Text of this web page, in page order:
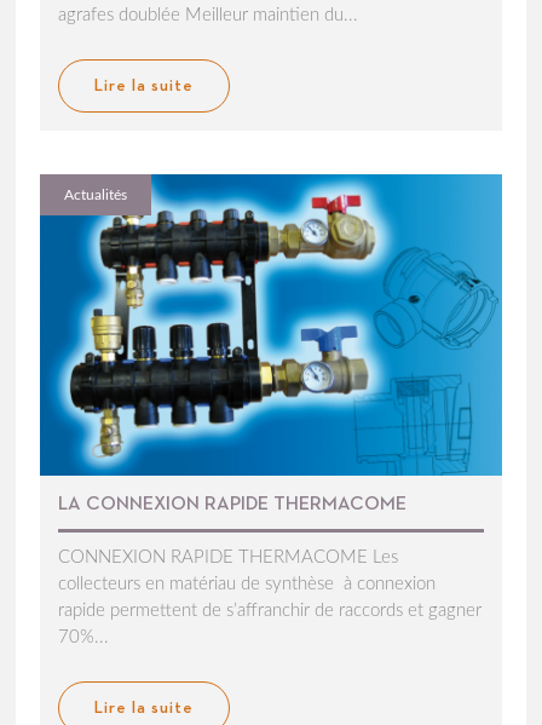
agrafes doublée Meilleur maintien du...
Lire la suite
Actualités
LA CONNEXION RAPIDE THERMACOME
CONNEXION RAPIDE THERMACOME Les
collecteurs en matériau de synthèse à connexion
rapide permettent de s’affranchir de raccords et gagner
70%...
Lire la suite